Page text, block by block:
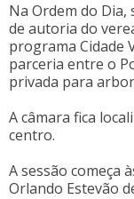
Na Ordem do
de autoria do
programa Cidade
parceria entre o
privada para
A câmara fica
centro.
A sessão começa
Orlando Estevão